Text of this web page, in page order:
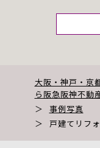
大阪・神戸・京
ら阪急阪神不動
＞
事例写真
＞
戸建てリフ